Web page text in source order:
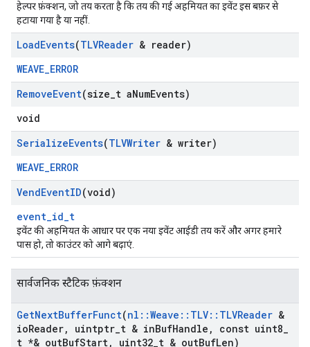
हेल्पर फ़ंक्शन, जो तय करता है कि तय की गई अहमियत का इवेंट इस बफ़र से
हटाया गया है या नहीं.
LoadEvents(TLVReader & reader)
WEAVE_ERROR
RemoveEvent(size t aNumEvents)
void
SerializeEvents(TLVWriter & writer)
WEAVE_ERROR
VendEventID(void)
event_id_t
इवेंट की अहमियत के आधार पर एक नया इवेंट आईडी तय करें और अगर हमारे
पास हो, तो काउंटर को आगे बढ़ाएं.
सार्वजनिक स्टैटिक फ़ंक्शन
GetNextBufferFunct(nl ::Weave :: TLV:: TLVReader &
ioReader, uintptr t & inBufHandle , const uint8
t *& outBufStart, uint32 t & outBufLen)